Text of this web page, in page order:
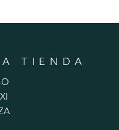
TIENDA